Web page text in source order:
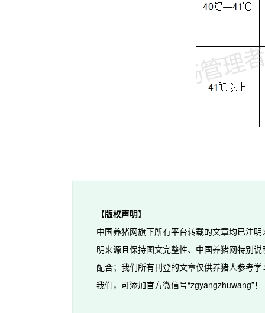
【版权声明】
中国养猪网旗下所有平台转载的文章均已注
明来源且保持图文完整性、中国养猪网特别
配合；我们所有刊登的文章仅供养猪人参考
我们，可添加官方微信号“zgyangzhuwang”！